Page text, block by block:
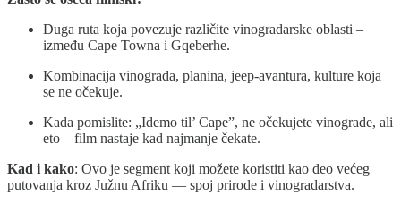
Duga ruta koja povezuje različite vinogradarske oblasti –
između Cape Towna i Gqeberhe.
Kombinacija vinograda, planina, jeep-avantura, kulture koja
se ne očekuje.
Kada pomislite: „Idemo til’ Cape”, ne očekujete vinograde, ali
eto – film nastaje kad najmanje čekate.
Kad i kako: Ovo je segment koji možete koristiti kao deo većeg
putovanja kroz Južnu Afriku — spoj prirode i vinogradarstva.